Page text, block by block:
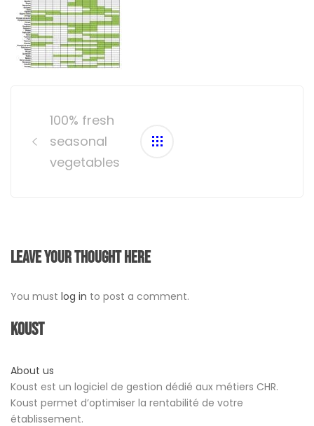
navigation100% fresh
seasonal
vegetables
Leave your thought here
You must log in to post a comment.
Koust
About us
Koust est un logiciel de gestion dédié aux métiers CHR.
Koust permet d’optimiser la rentabilité de votre
établissement.